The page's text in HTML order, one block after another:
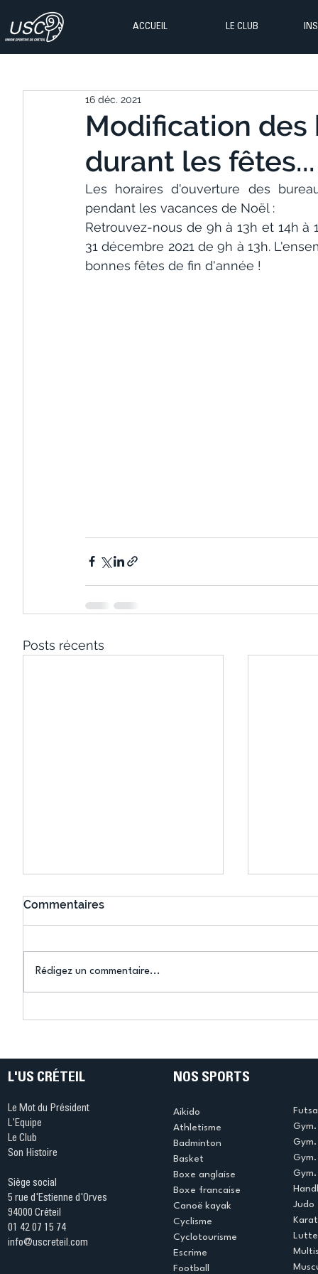
ACCUEIL LE CLUB
Modification des
durant les fêtes...
16 déc. 2021
Les horaires d'ouverture des
pendant les vacances de Noël :
Retrouvez-nous de 9h à 13h et 14h
31 décembre 2021 de 9h à 13h.
bonnes fêtes de fin d'année !
Posts récents
Ping ? Quand le tennis de
termine
Commentaires
Rédigez un commentaire...
L'US CRÉTEIL
Le Mot du Président
L'Equipe
Le Club
Son Histoire
Siège social
5 rue d'Estienne d'Orves
94000 Créteil
01 42 07 15 74
info@uscreteil.com
NOS SPORTS
Aikido
Athletisme
Badminton
Basket
Boxe anglaise
Boxe francaise
Canoë kayak
Cyclisme
Cyclotourisme
Escrime
Football
Judo
Lutte